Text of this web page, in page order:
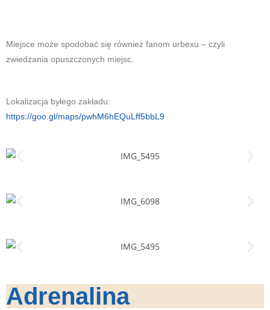
Miejsce może spodobać się również fanom urbexu – czyli
zwiedzania opuszczonych miejsc.
Lokalizacja byłego zakładu:
https://goo.gl/maps/pwhM6hEQuLff5bbL9
Adrenalina